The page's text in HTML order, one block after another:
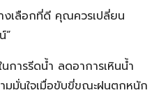
งเลือกที่ดี คุณควรเปลี่ยน
”
นการรีดน้ำ ลดอาการเหินน้ำ
มมั่นใจเมื่อขับขี่ขณะฝนตกหนัก